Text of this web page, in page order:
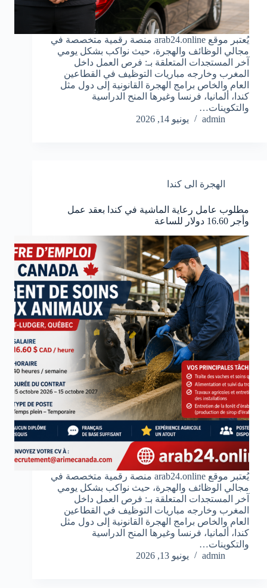
يُعتبر موقع arab24.online منصة رقمية متخصصة في
مجالي الوظائف والهجرة، حيث نواكب بشكل يومي
آخر المستجدات المتعلقة بـ: فرص العمل داخل
المغرب وخارجه مباريات التوظيف في القطاعين
العام والخاص برامج الهجرة القانونية إلى دول مثل
كندا، ألمانيا، فرنسا وغيرها المنح الدراسية
والتكوينات…
admin
يونيو 14, 2026
الهجرة الى كندا
مطلوب عامل رعاية الماشية في كندا بعقد عمل
وأجر 16.60 دولار للساعة
يُعتبر موقع arab24.online منصة رقمية متخصصة في
مجالي الوظائف والهجرة، حيث نواكب بشكل يومي
آخر المستجدات المتعلقة بـ: فرص العمل داخل
المغرب وخارجه مباريات التوظيف في القطاعين
العام والخاص برامج الهجرة القانونية إلى دول مثل
كندا، ألمانيا، فرنسا وغيرها المنح الدراسية
والتكوينات…
admin
يونيو 13, 2026